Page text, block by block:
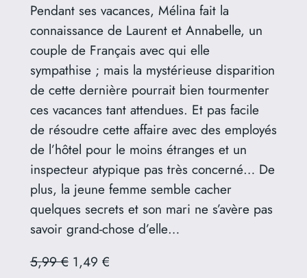
Pendant ses vacances, Mélina fait la
connaissance de Laurent et Annabelle, un
couple de Français avec qui elle
sympathise ; mais la mystérieuse disparition
de cette dernière pourrait bien tourmenter
ces vacances tant attendues. Et pas facile
de résoudre cette affaire avec des employés
de l’hôtel pour le moins étranges et un
inspecteur atypique pas très concerné… De
plus, la jeune femme semble cacher
quelques secrets et son mari ne s’avère pas
savoir grand-chose d’elle…
5,99 €1,49 €